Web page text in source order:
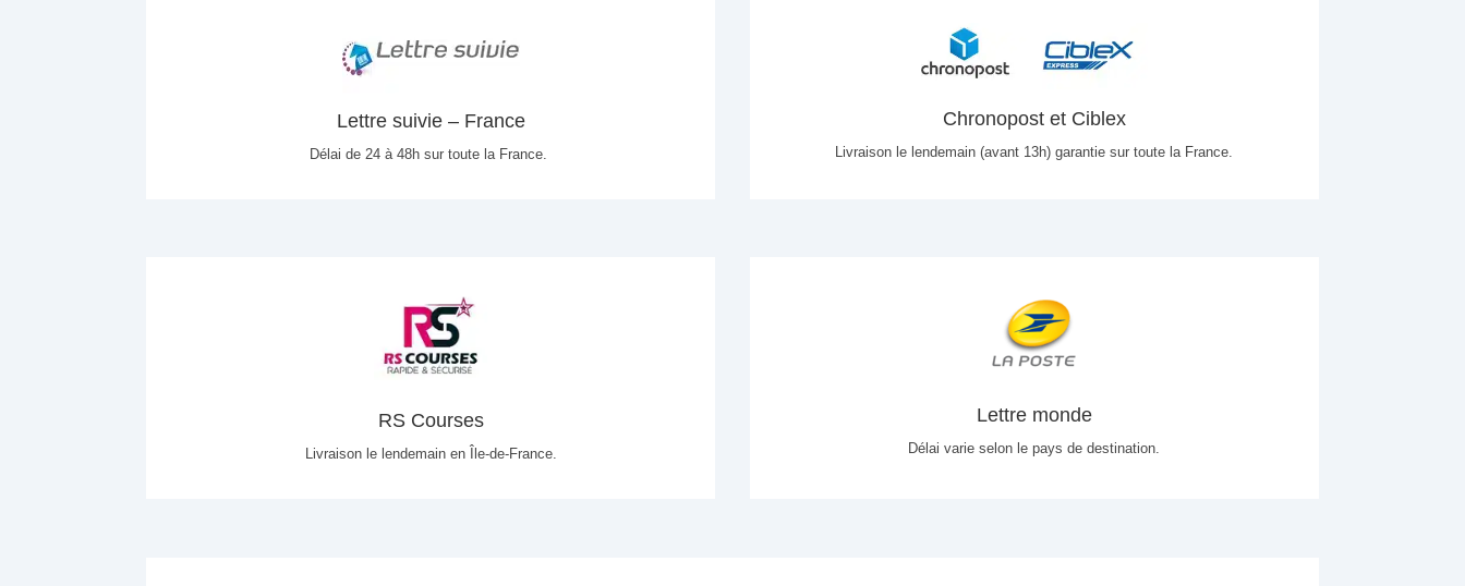
Lettre suivie – France
Délai de 24 à 48h sur toute la France.
Chronopost et Ciblex
Livraison le lendemain (avant 13h) garantie sur toute la France.
RS Courses
Livraison le lendemain en Île-de-France.
Lettre monde
Délai varie selon le pays de destination.